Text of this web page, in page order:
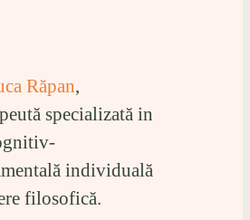
Răpan,
specializată in
individuală
filosofică.